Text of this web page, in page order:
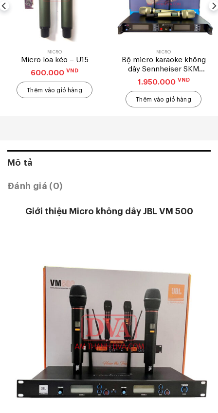
MICRO
Micro loa kéo – U15
600.000 VND
Thêm vào giỏ hàng
MICRO
Bộ micro karaoke không
dây Sennheiser SKM
9000
1.950.000 VND
Thêm vào giỏ hàng
Mô tả
Đánh giá (0)
Giới thiệu Micro không dây JBL VM 500